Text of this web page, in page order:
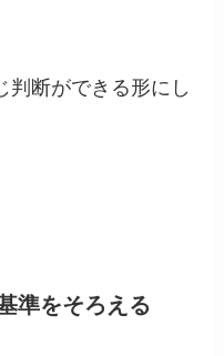
判断ができる形にし
準をそろえる